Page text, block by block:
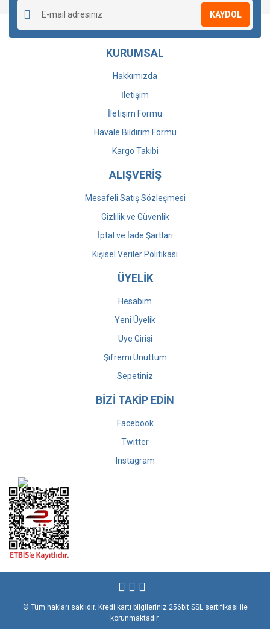
KAYDOL
KURUMSAL
Hakkımızda
İletişim
İletişim Formu
Havale Bildirim Formu
Kargo Takibi
ALIŞVERİŞ
Mesafeli Satış Sözleşmesi
Gizlilik ve Güvenlik
İptal ve İade Şartları
Kişisel Veriler Politikası
ÜYELİK
Hesabım
Yeni Üyelik
Üye Girişi
Şifremi Unuttum
Sepetiniz
BİZİ TAKİP EDİN
Facebook
Twitter
Instagram
© Tüm hakları saklıdır. Kredi kartı bilgileriniz 256bit SSL sertifikası ile
korunmaktadır.